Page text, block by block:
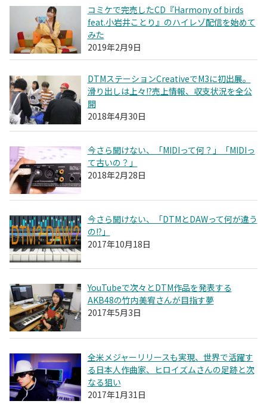
コミケで完売したCD『Harmony of birds
feat.小岩井ことり』のハイレゾ配信を始めて
みた
2019年2月9日
DTMステーションCreativeでM3に初出展。
滑り出しは上々!?売上情報、収支状況を全公
開
2018年4月30日
今さら聞けない、「MIDIって何？」「MIDIっ
て古いの？」
2018年2月28日
今さら聞けない、「DTMとDAWって何が違う
の!?」
2017年10月18日
YouTubeで次々とDTM作品を発表する
AKB48の竹内美宥さんが目指す夢
2017年5月3日
全米メジャーリリースも実現、世界で活躍す
る日本人作曲家、ヒロイズムさんの足跡と次
なる狙い
2017年1月31日